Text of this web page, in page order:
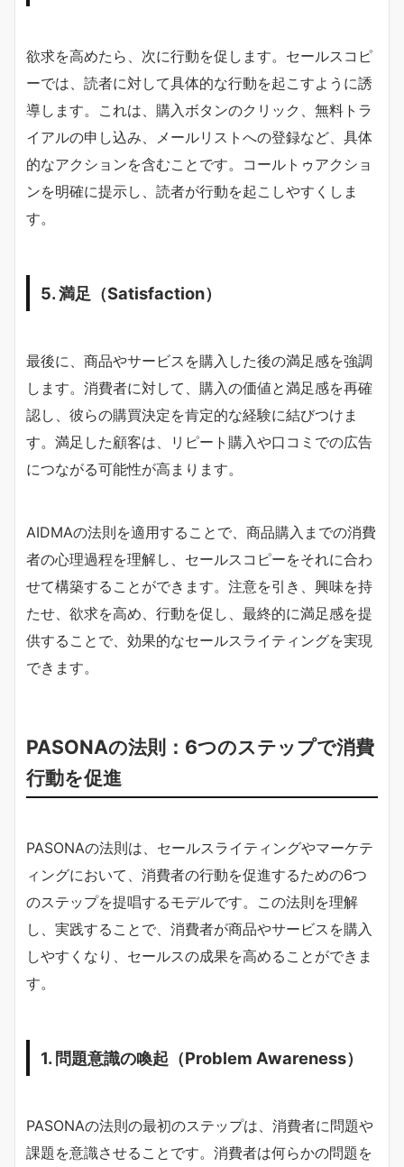
欲求を高めたら、次に行動を促します。セールスコピ
ーでは、読者に対して具体的な行動を起こすように誘
導します。これは、購入ボタンのクリック、無料トラ
イアルの申し込み、メールリストへの登録など、具体
的なアクションを含むことです。コールトゥアクショ
ンを明確に提示し、読者が行動を起こしやすくしま
す。
5. 満足（Satisfaction）
最後に、商品やサービスを購入した後の満足感を強調
します。消費者に対して、購入の価値と満足感を再確
認し、彼らの購買決定を肯定的な経験に結びつけま
す。満足した顧客は、リピート購入や口コミでの広告
につながる可能性が高まります。
AIDMAの法則を適用することで、商品購入までの消費
者の心理過程を理解し、セールスコピーをそれに合わ
せて構築することができます。注意を引き、興味を持
たせ、欲求を高め、行動を促し、最終的に満足感を提
供することで、効果的なセールスライティングを実現
できます。
PASONAの法則：6つのステップで消費
行動を促進
PASONAの法則は、セールスライティングやマーケテ
ィングにおいて、消費者の行動を促進するための6つ
のステップを提唱するモデルです。この法則を理解
し、実践することで、消費者が商品やサービスを購入
しやすくなり、セールスの成果を高めることができま
す。
1. 問題意識の喚起（Problem Awareness）
PASONAの法則の最初のステップは、消費者に問題や
課題を意識させることです。消費者は何らかの問題を